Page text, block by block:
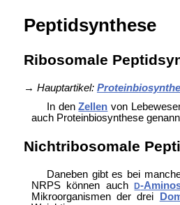
Peptidsynthese
Ribosomale
→ Hauptartikel:
In denZellen von
auch Proteinbiosynthese
Nichtribosomale
Daneben gibt es bei
NRPS können auchD-
Mikroorganismen der drei